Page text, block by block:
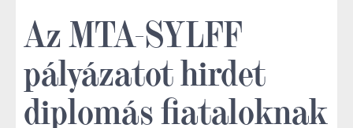
Az MTA-SYLFF
pályázatot hirdet
diplomás fiataloknak